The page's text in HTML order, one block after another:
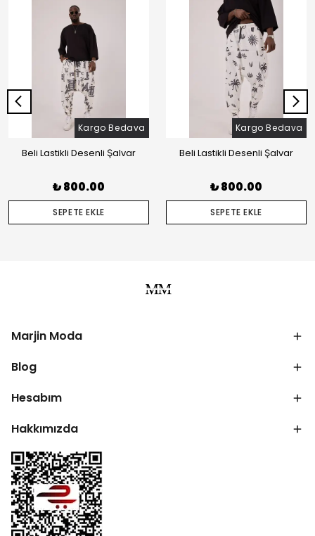
Kargo Bedava
Beli Lastikli Desenli Şalvar
₺ 800.00
SEPETE EKLE
Kargo Bedava
Beli Lastikli Desenli Şalvar
₺ 800.00
SEPETE EKLE
Marjin Moda
Blog
Hesabım
Hakkımızda